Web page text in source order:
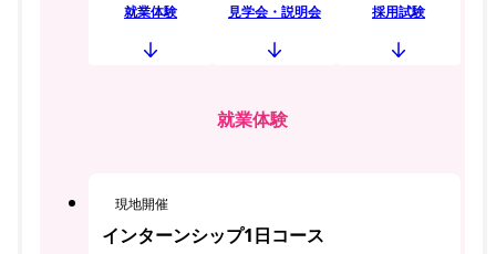
就業体験 見学会・説明会 採用試験
就業体験
現地開催
インターンシップ1日コース